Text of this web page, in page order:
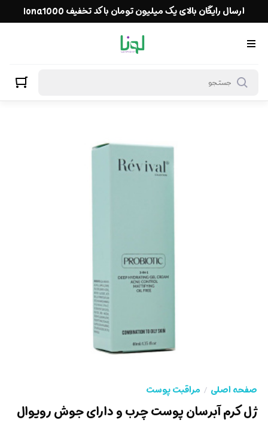
ارسال رایگان بالای یک میلیون تومان با کد تخفیف lona1000
صفحه اصلی مراقبت پوست
ژل کرم آبرسان پوست چرب و دارای جوش رویوال